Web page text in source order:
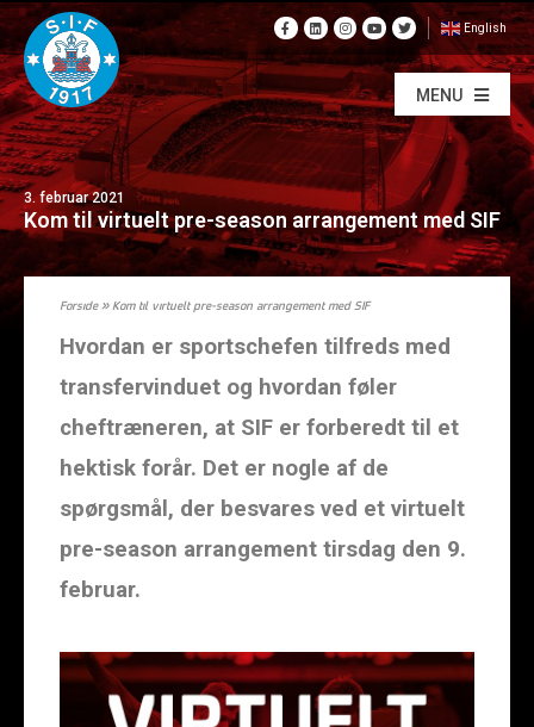
English
MENU
3. februar 2021
Kom til virtuelt pre-season arrangement med SIF
Forside»Kom til virtuelt pre-season arrangement med SIF
Hvordan er sportschefen tilfreds med
transfervinduet og hvordan føler
cheftræneren, at SIF er forberedt til et
hektisk forår. Det er nogle af de
spørgsmål, der besvares ved et virtuelt
pre-season arrangement tirsdag den 9.
februar.